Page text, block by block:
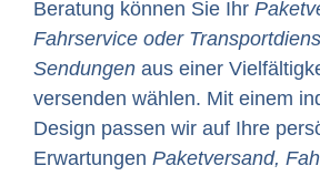
Beratung können Sie Ihr
Fahrservice oder
Sendungen aus einer
versenden wählen. Mit einem
Design passen wir auf Ihre
Erwartungen Paketversand,